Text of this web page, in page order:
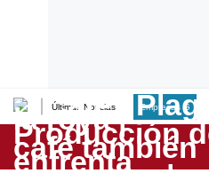
Últimas Noticias Empresas G
Lo último
Peru Quiosco